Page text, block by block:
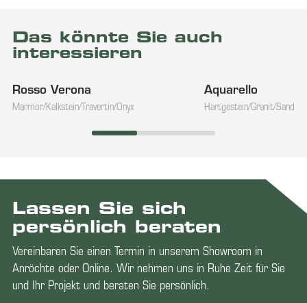
Das könnte Sie auch
interessieren
Rosso Verona
Marmor/Kalkstein/Travertin/Onyx
Aquarello
Hartgestein/Granit/
Lassen Sie sich
persönlich beraten
Vereinbaren Sie einen Termin in unserem Showroom in
Anröchte oder Online. Wir nehmen uns in Ruhe Zeit für Sie
und Ihr Projekt und beraten Sie persönlich.